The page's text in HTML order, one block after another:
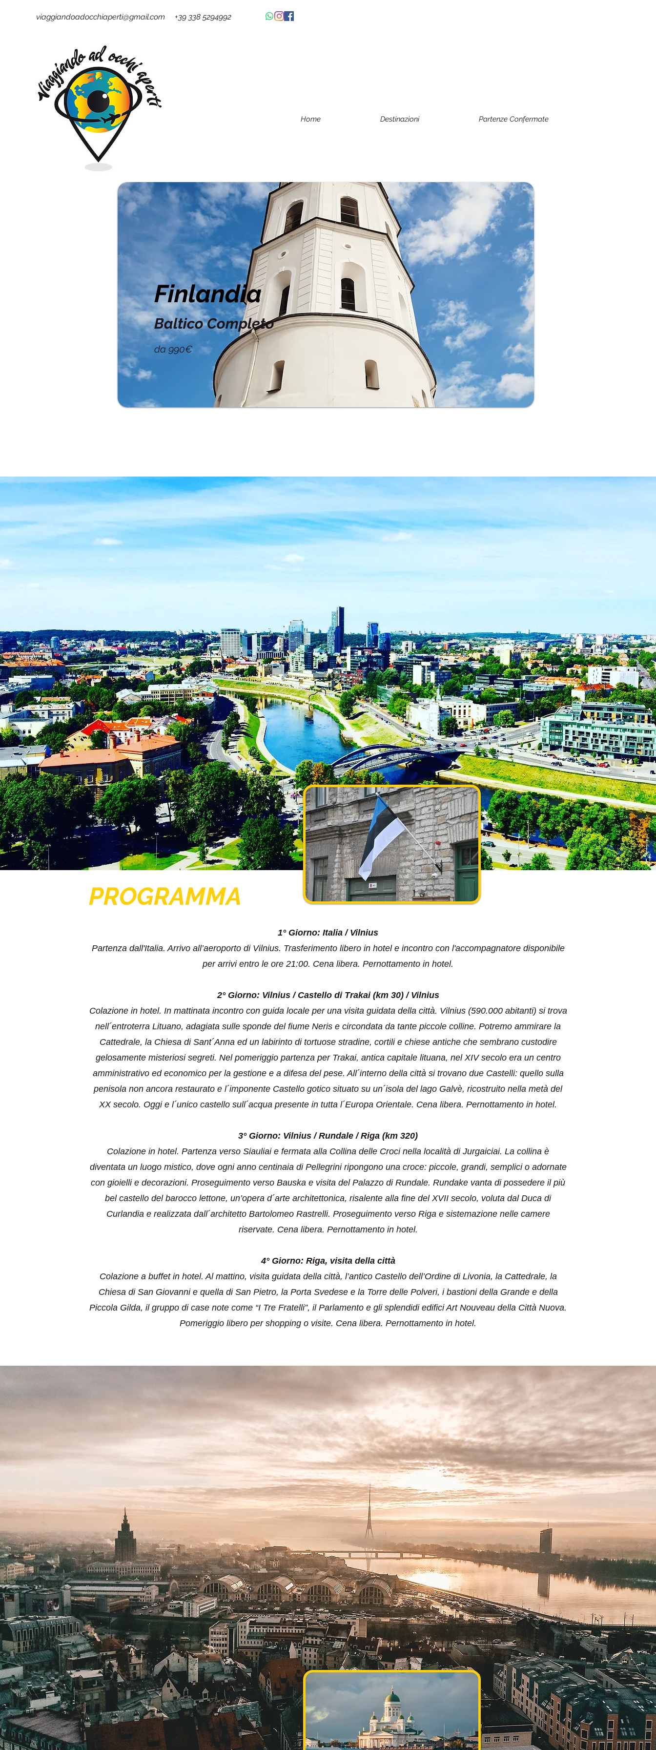
viaggiandoadocchiaperti@gmail.com +39 338 5294992
Home Destinazioni Partenze Confermate
Finlandia
Baltico Completo
da 990€
PROGRAMMA
1° Giorno: Italia / Vilnius
Partenza dall'Italia. Arrivo all’aeroporto di Vilnius. Trasferimento libero in hotel e incontro con l'accompagnatore disponibile
per arrivi entro le ore 21:00. Cena libera. Pernottamento in hotel.
2° Giorno: Vilnius / Castello di Trakai (km 30) / Vilnius
Colazione in hotel. In mattinata incontro con guida locale per una visita guidata della città. Vilnius (590.000 abitanti) si trova
nell´entroterra Lituano, adagiata sulle sponde del fiume Neris e circondata da tante piccole colline. Potremo ammirare la
Cattedrale, la Chiesa di Sant´Anna ed un labirinto di tortuose stradine, cortili e chiese antiche che sembrano custodire
gelosamente misteriosi segreti. Nel pomeriggio partenza per Trakai, antica capitale lituana, nel XIV secolo era un centro
amministrativo ed economico per la gestione e a difesa del pese. All´interno della città si trovano due Castelli: quello sulla
penisola non ancora restaurato e l´imponente Castello gotico situato su un´isola del lago Galvè, ricostruito nella metà del
XX secolo. Oggi e l´unico castello sull´acqua presente in tutta l´Europa Orientale. Cena libera. Pernottamento in hotel.
3° Giorno: Vilnius / Rundale / Riga (km 320)
Colazione in hotel. Partenza verso Siauliai e fermata alla Collina delle Croci nella località di Jurgaiciai. La collina è
diventata un luogo mistico, dove ogni anno centinaia di Pellegrini ripongono una croce: piccole, grandi, semplici o adornate
con gioielli e decorazioni. Proseguimento verso Bauska e visita del Palazzo di Rundale. Rundake vanta di possedere il più
bel castello del barocco lettone, un’opera d´arte architettonica, risalente alla fine del XVII secolo, voluta dal Duca di
Curlandia e realizzata dall´architetto Bartolomeo Rastrelli. Proseguimento verso Riga e sistemazione nelle camere
riservate. Cena libera. Pernottamento in hotel.
4° Giorno: Riga, visita della città
Colazione a buffet in hotel. Al mattino, visita guidata della città, l’antico Castello dell’Ordine di Livonia, la Cattedrale, la
Chiesa di San Giovanni e quella di San Pietro, la Porta Svedese e la Torre delle Polveri, i bastioni della Grande e della
Piccola Gilda, il gruppo di case note come “I Tre Fratelli”, il Parlamento e gli splendidi edifici Art Nouveau della Città Nuova.
Pomeriggio libero per shopping o visite. Cena libera. Pernottamento in hotel.